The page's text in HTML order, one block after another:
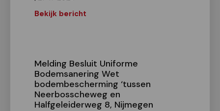
Bekijk bericht
Melding Besluit Uniforme
Bodemsanering Wet
bodembescherming ‘tussen
Neerbosscheweg en
Halfgeleiderweg 8, Nijmegen